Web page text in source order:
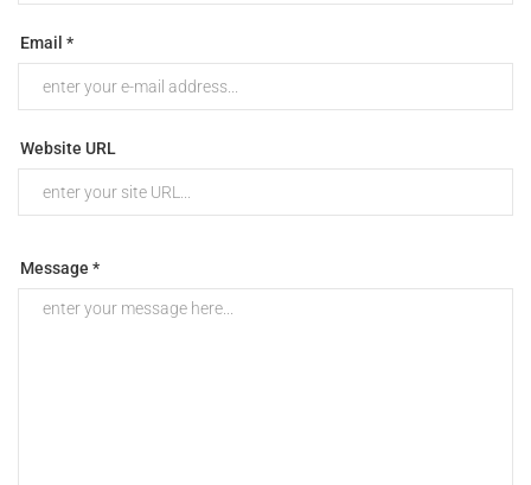
Email *
Website URL
Message *